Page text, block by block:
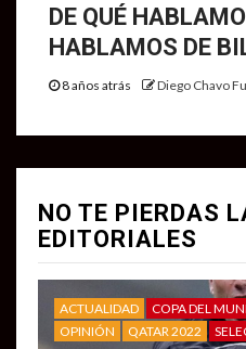
DE QUÉ
HABLAMOS DE
8 años atrás Diego Chavo
NO TE PIERDAS
EDITORIALES
ACTUALIDAD COPA DEL
OPINIÓN
QATAR 2022